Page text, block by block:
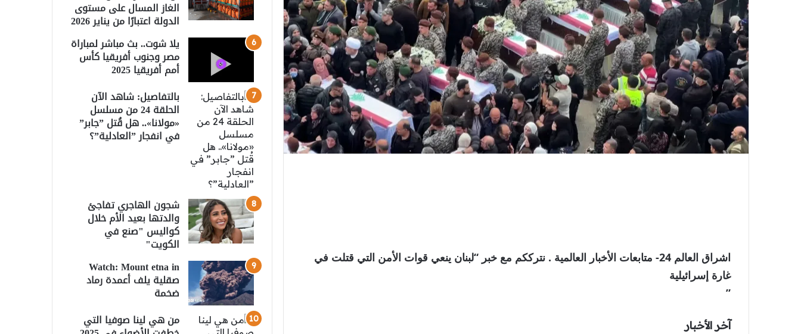
اشراق العالم 24- متابعات الأخبار العالمية . نترككم مع خبر “لبنان ينعي قوات الأمن التي قتلت في
غارة إسرائيلية
”
آخر الأخبار
الغاز المسال على مستوى
الدولة اعتبارًا من يناير 2026
يلا شوت.. بث مباشر لمباراة
مصر وجنوب أفريقيا كأس
أمم أفريقيا 2025
بالتفاصيل: شاهد الآن
الحلقة 24 من مسلسل
«مولانا».. هل قُتل ”جابر”
في انفجار ”العادلية”؟
شجون الهاجري تفاجئ
والدتها بعيد الأم خلال
كواليس "صنع في
الكويت"
Watch: Mount etna in
صقلية يلف أعمدة رماد
ضخمة
من هي لينا صوفيا التي